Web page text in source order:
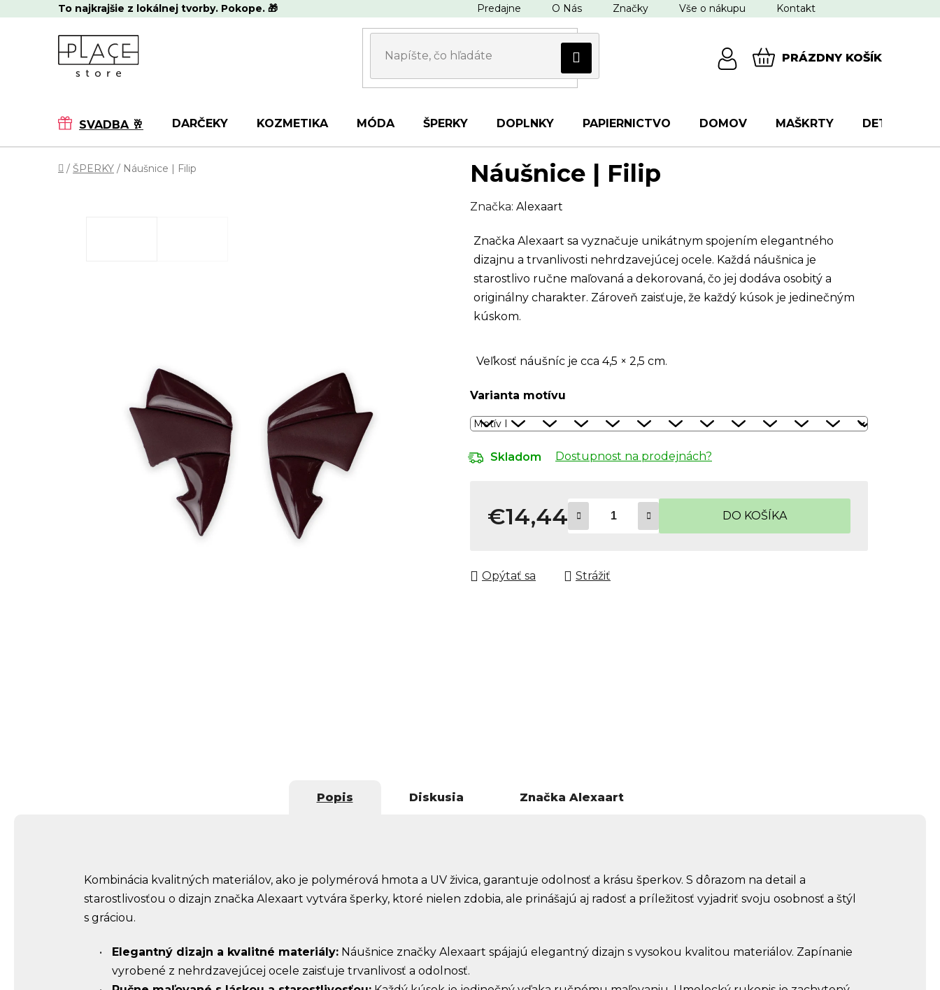
na
To najkrajšie z lokálnej tvorby. Pokope. 🎁 Predajne O Nás Značky Vše o nákupu Kontakt
PRÁZDNY KOŠÍK
SVADBA 🥂 DARČEKY KOZMETIKA MÓDA ŠPERKY DOPLNKY PAPIERNICTVO DOMOV MAŠKRTY DETI
Domov
/ ŠPERKY / Náušnice | Filip Náušnice | Filip
Značka: Alexaart
Značka Alexaart sa vyznačuje unikátnym spojením elegantného
dizajnu a trvanlivosti nehrdzavejúcej ocele. Každá náušnica je
starostlivo ručne maľovaná a dekorovaná, čo jej dodáva osobitý a
originálny charakter. Zároveň zaisťuje, že každý kúsok je jedinečným
kúskom.
Veľkosť náušníc je cca 4,5 × 2,5 cm.
Varianta motívu
Skladom Dostupnost na prodejnách?
€14,44 DO KOŠÍKA
Opýtať sa Strážiť
Popis Diskusia Značka Alexaart
Kombinácia kvalitných materiálov, ako je polymérová hmota a UV živica, garantuje odolnosť a krásu šperkov. S dôrazom na detail a
starostlivosťou o dizajn značka Alexaart vytvára šperky, ktoré nielen zdobia, ale prinášajú aj radosť a príležitosť vyjadriť svoju osobnosť a štýl
s gráciou.
Elegantný dizajn a kvalitné materiály: Náušnice značky Alexaart spájajú elegantný dizajn s vysokou kvalitou materiálov. Zapínanie
vyrobené z nehrdzavejúcej ocele zaisťuje trvanlivosť a odolnosť.